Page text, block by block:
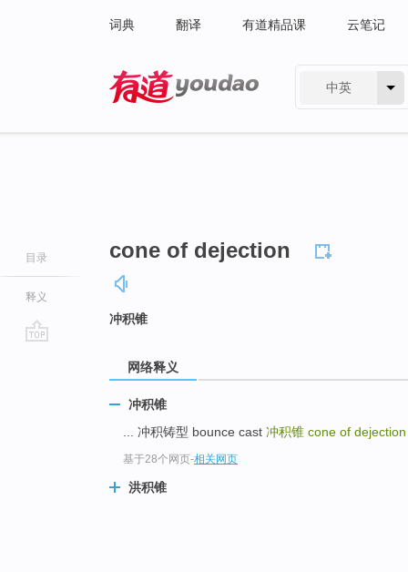
词典 翻译 有道精品课 云笔记
中英
目录
释义
cone of dejection
冲积锥
网络释义
冲积锥
... 冲积铸型 bounce cast 冲积锥 cone of
基于28个网页-相关网页
洪积锥